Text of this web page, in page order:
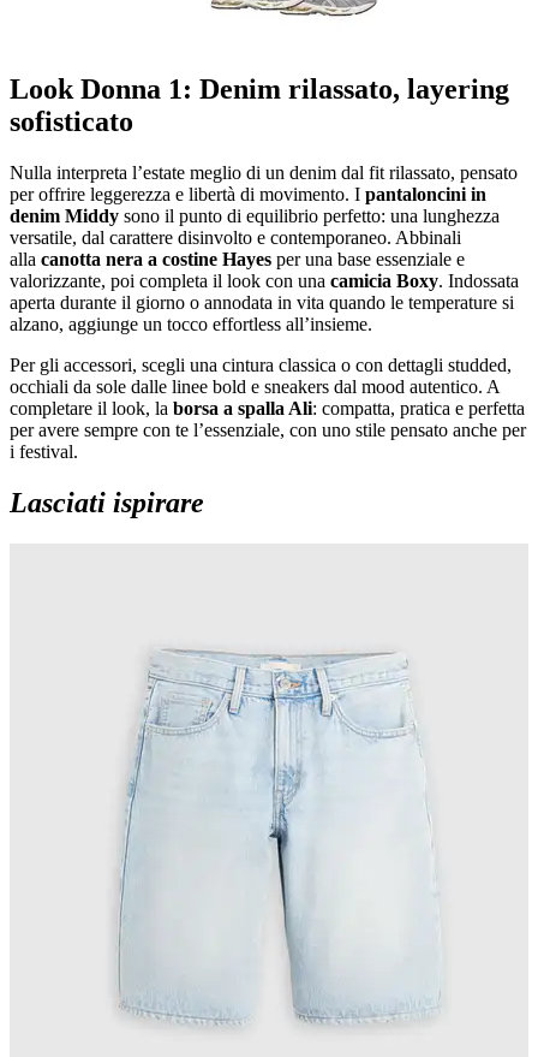
Look Donna 1: Denim rilassato, layering
sofisticato
Nulla interpreta l’estate meglio di un denim dal fit rilassato, pensato
per offrire leggerezza e libertà di movimento. I pantaloncini in
denim Middy sono il punto di equilibrio perfetto: una lunghezza
versatile, dal carattere disinvolto e contemporaneo. Abbinali
alla canotta nera a costine Hayes per una base essenziale e
valorizzante, poi completa il look con una camicia Boxy. Indossata
aperta durante il giorno o annodata in vita quando le temperature si
alzano, aggiunge un tocco effortless all’insieme.
Per gli accessori, scegli una cintura classica o con dettagli studded,
occhiali da sole dalle linee bold e sneakers dal mood autentico. A
completare il look, la borsa a spalla Ali: compatta, pratica e perfetta
per avere sempre con te l’essenziale, con uno stile pensato anche per
i festival.
Lasciati ispirare